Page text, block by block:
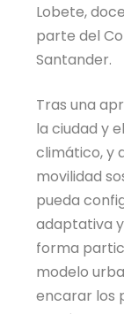
Lobete,
parte del
Santander.
Tras una
la ciudad y
climático, y
movilidad
pueda
adaptativa
forma
modelo
encarar los